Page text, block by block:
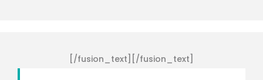
[/fusion_text][/fusion_text]